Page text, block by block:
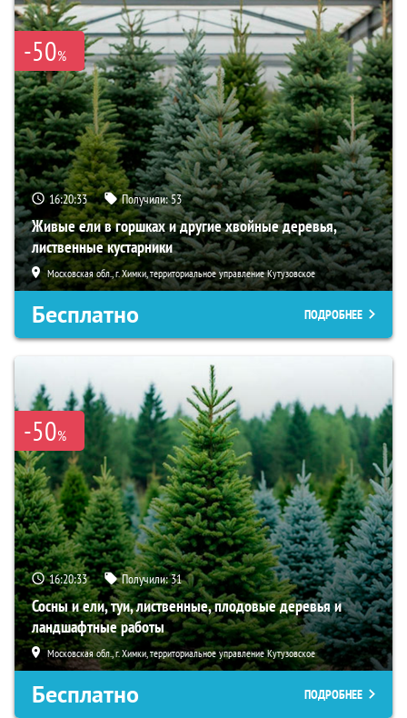
-50%
16:20:33 Получили:53
Живые ели в горшках и другие хвойные деревья,
лиственные кустарники
Московская обл., г. Химки, территориальное управление Кутузовское
Бесплатно ПОДРОБНЕЕ
-50%
16:20:33 Получили:31
Сосны и ели, туи, лиственные, плодовые деревья и
ландшафтные работы
Московская обл., г. Химки, территориальное управление Кутузовское
Бесплатно ПОДРОБНЕЕ